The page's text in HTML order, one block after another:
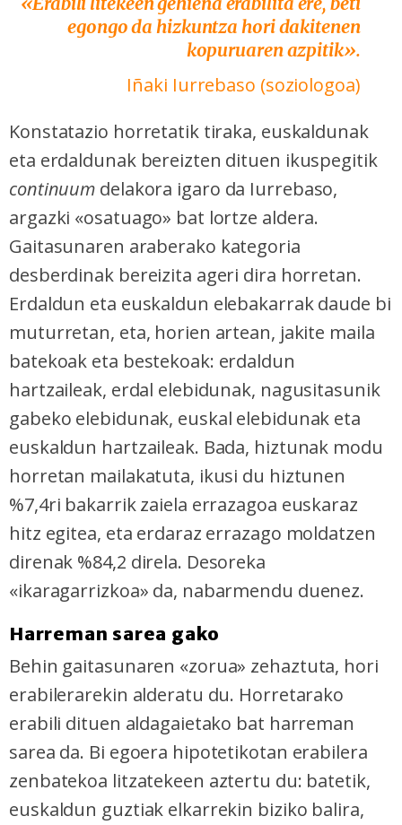
egongo da hizkuntza hori dakitenen
kopuruaren azpitik».
Iñaki Iurrebaso (soziologoa)
Konstatazio horretatik tiraka, euskaldunak
eta erdaldunak bereizten dituen ikuspegitik
continuum delakora igaro da Iurrebaso,
argazki «osatuago» bat lortze aldera.
Gaitasunaren araberako kategoria
desberdinak bereizita ageri dira horretan.
Erdaldun eta euskaldun elebakarrak daude bi
muturretan, eta, horien artean, jakite maila
batekoak eta bestekoak: erdaldun
hartzaileak, erdal elebidunak, nagusitasunik
gabeko elebidunak, euskal elebidunak eta
euskaldun hartzaileak. Bada, hiztunak modu
horretan mailakatuta, ikusi du hiztunen
%7,4ri bakarrik zaiela errazagoa euskaraz
hitz egitea, eta erdaraz errazago moldatzen
direnak %84,2 direla. Desoreka
«ikaragarrizkoa» da, nabarmendu duenez.
Harreman sarea gako
Behin gaitasunaren «zorua» zehaztuta, hori
erabilerarekin alderatu du. Horretarako
erabili dituen aldagaietako bat harreman
sarea da. Bi egoera hipotetikotan erabilera
zenbatekoa litzatekeen aztertu du: batetik,
euskaldun guztiak elkarrekin biziko balira,